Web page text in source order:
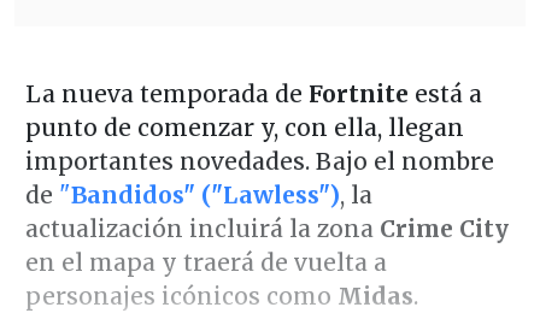
La nueva temporada de Fortnite está a
punto de comenzar y, con ella, llegan
importantes novedades. Bajo el nombre
de "Bandidos" ("Lawless"), la
actualización incluirá la zona Crime City
en el mapa y traerá de vuelta a
personajes icónicos como Midas.